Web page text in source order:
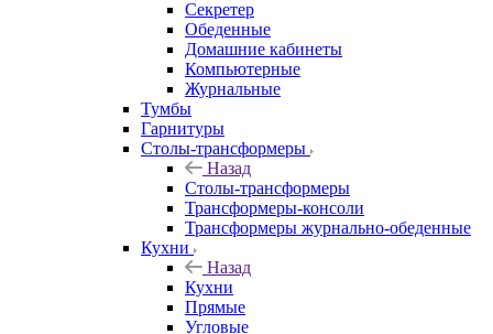
Секретер
Обеденные
Домашние кабинеты
Компьютерные
Журнальные
Тумбы
Гарнитуры
Столы-трансформеры
Назад
Столы-трансформеры
Трансформеры-консоли
Трансформеры журнально-обеденные
Кухни
Назад
Кухни
Прямые
Угловые